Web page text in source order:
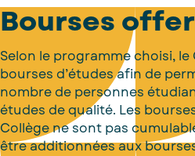
Bourses
Selon le programme choisi,
bourses d’études afin de
nombre de personnes
études de qualité. Les
Collège ne sont pas
être additionnées aux